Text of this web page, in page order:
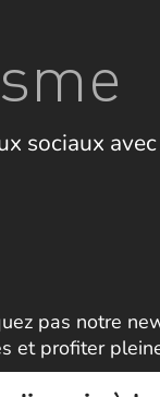
sociaux
pas notre
et profiter